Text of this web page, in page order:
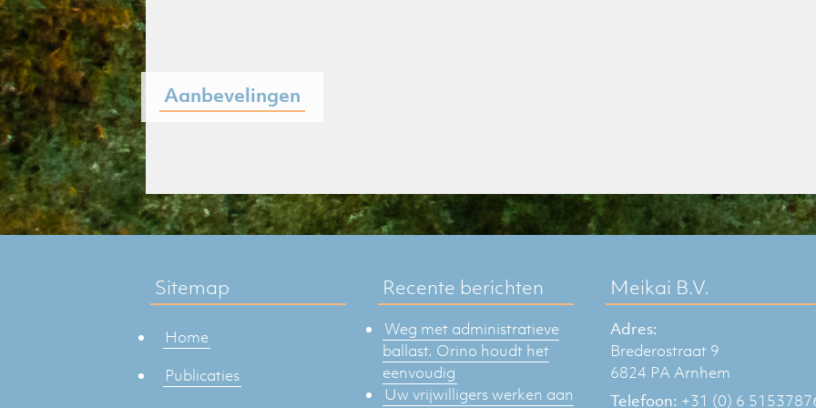
Aanbevelingen
Sitemap
Home
Publicaties
Recente berichten
Weg met administratieve
ballast. Orino houdt het
eenvoudig
Uw vrijwilligers werken aan
Meikai B.V.
Adres:
Brederostraat 9
6824 PA Arnhem
Telefoon: +31 (0) 6